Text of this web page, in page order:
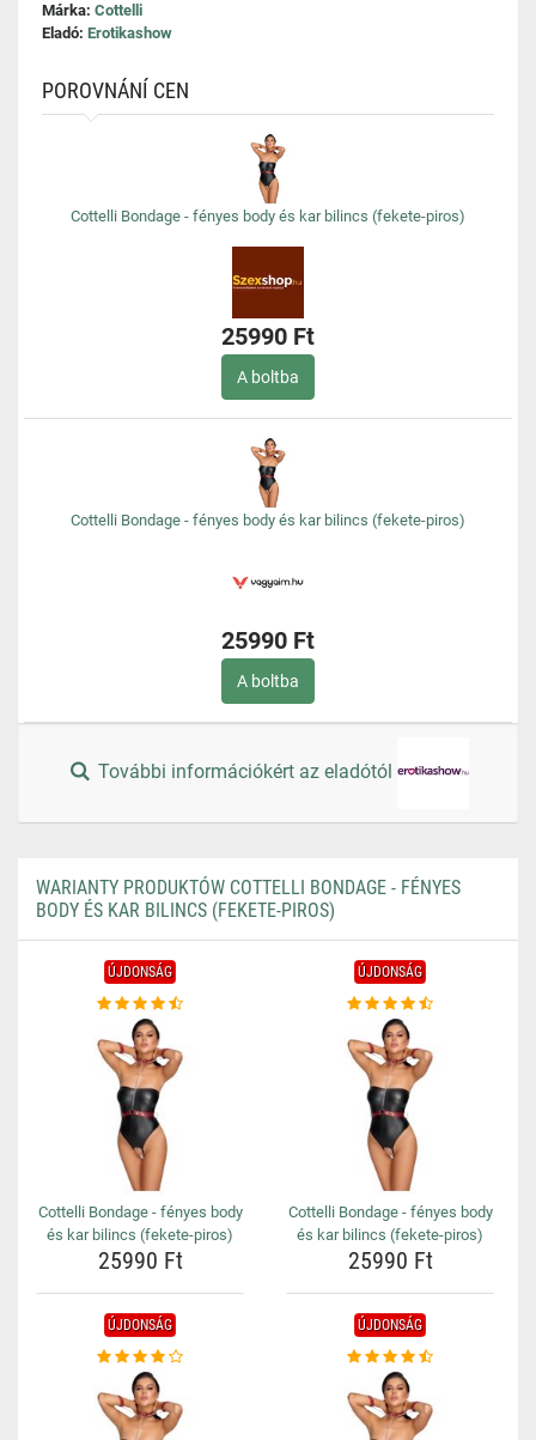
Márka: Cottelli
Eladó: Erotikashow
POROVNÁNÍ CEN
Cottelli Bondage - fényes body és kar bilincs (fekete-piros)
25990 Ft
A boltba
Cottelli Bondage - fényes body és kar bilincs (fekete-piros)
25990 Ft
A boltba
További információkért az eladótól
WARIANTY PRODUKTÓW COTTELLI BONDAGE - FÉNYES
BODY ÉS KAR BILINCS (FEKETE-PIROS)
ÚJDONSÁG
Cottelli Bondage - fényes body
és kar bilincs (fekete-piros)
25990 Ft
ÚJDONSÁG
Cottelli Bondage - fényes body
és kar bilincs (fekete-piros)
25990 Ft
ÚJDONSÁG ÚJDONSÁG